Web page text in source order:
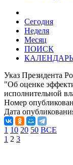
Сегодня
Неделя
Месяц
ПОИСК
Указ Президента
"Об оценке
исполнительной
Номер
Дата
1 10 20 50 ВСЕ
1 2 3